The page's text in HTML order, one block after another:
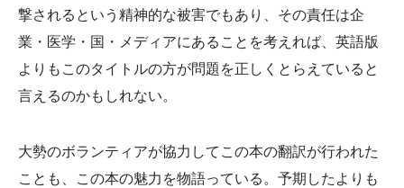
撃されるという精神的な被害でもあり、その責任は企
業・医学・国・メディアにあることを考えれば、英語版
よりもこのタイトルの方が問題を正しくとらえていると
言えるのかもしれない。
大勢のボランティアが協力してこの本の翻訳が行われた
ことも、この本の魅力を物語っている。予期したよりも